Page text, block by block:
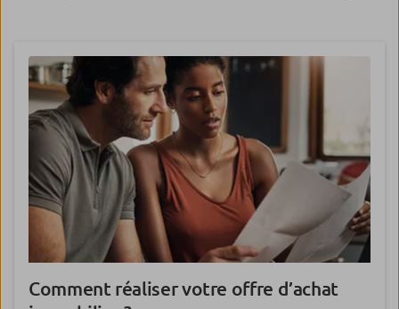
Comment réaliser votre offre d’achat